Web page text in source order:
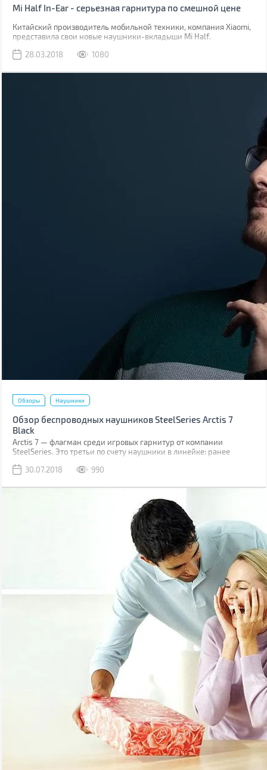
Mi Half In-Ear - серьезная гарнитура по смешной цене
Китайский производитель мобильной техники, компания Xiaomi,
представила свои новые наушники-вкладыши Mi Half.
28.03.2018
1080
Обзоры Наушники
Обзор беспроводных наушников SteelSeries Arctis 7
Black
Arctis 7 — флагман среди игровых гарнитур от компании
SteelSeries. Это третьи по счету наушники в линейке: ранее
наушниками Arctis 3 и Arctis 5.
30.07.2018 990